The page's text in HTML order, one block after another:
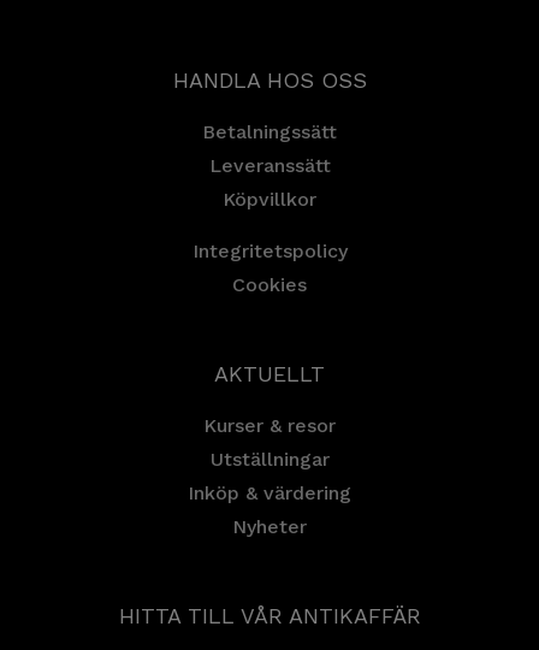
HANDLA HOS OSS
Betalningssätt
Leveranssätt
Köpvillkor
Integritetspolicy
Cookies
AKTUELLT
Kurser & resor
Utställningar
Inköp & värdering
Nyheter
HITTA TILL VÅR ANTIKAFFÄR